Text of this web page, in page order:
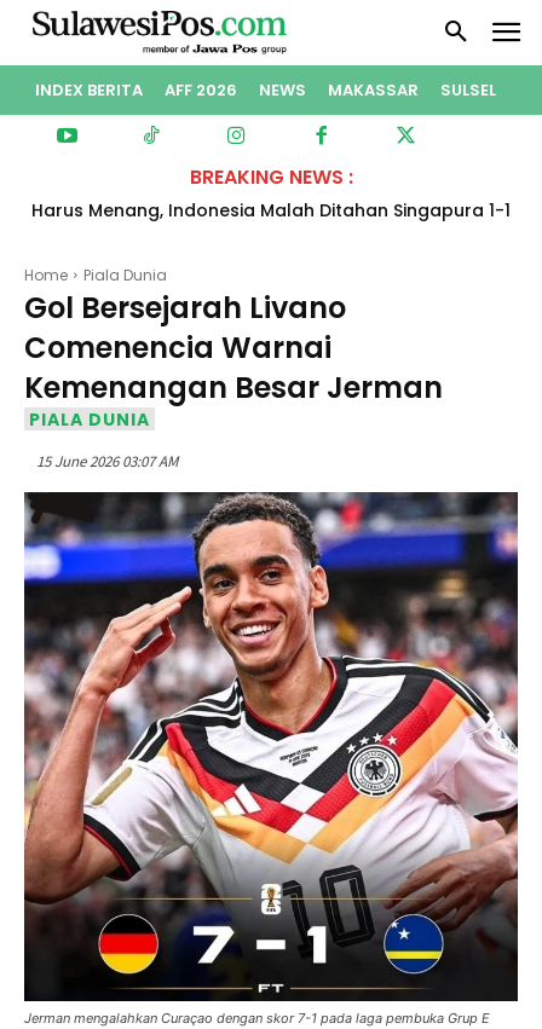
INDEX BERITA AFF 2026 NEWS MAKASSAR SULSEL
BREAKING NEWS :
Harus Menang, Indonesia Malah Ditahan Singapura 1-1
dan Gagal ke Semifinal Piala AFF 2026
Home Piala Dunia
Gol Bersejarah Livano
Comenencia Warnai
Kemenangan Besar Jerman
PIALA DUNIA
15 June 2026 03:07 AM
Jerman mengalahkan Curaçao dengan skor 7-1 pada laga pembuka Grup E